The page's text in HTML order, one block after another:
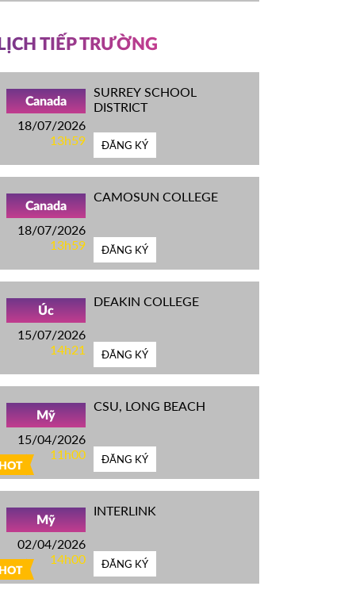
LỊCH TIẾP TRƯỜNG
Canada
18/07/2026
13h59
SURREY SCHOOL
DISTRICT
ĐĂNG KÝ
Canada
18/07/2026
13h59
CAMOSUN COLLEGE
ĐĂNG KÝ
Úc
15/07/2026
14h21
DEAKIN COLLEGE
ĐĂNG KÝ
HOT
Mỹ
15/04/2026
11h00
CSU, LONG BEACH
ĐĂNG KÝ
HOT
Mỹ
02/04/2026
14h00
INTERLINK
ĐĂNG KÝ